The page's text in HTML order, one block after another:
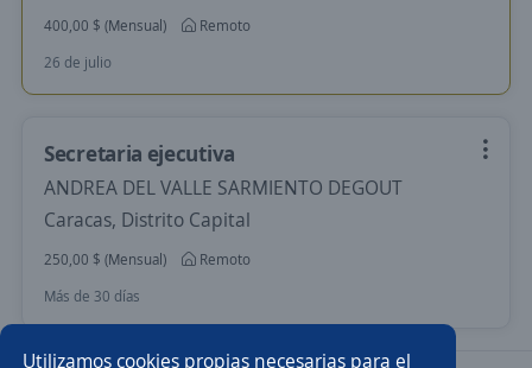
Utilizamos cookies propias necesarias para el
400,00 $ (Mensual)
Remoto
26 de julio
Secretaria ejecutiva
ANDREA DEL VALLE SARMIENTO DEGOUT
Caracas, Distrito Capital
250,00 $ (Mensual)
Remoto
Más de 30 días